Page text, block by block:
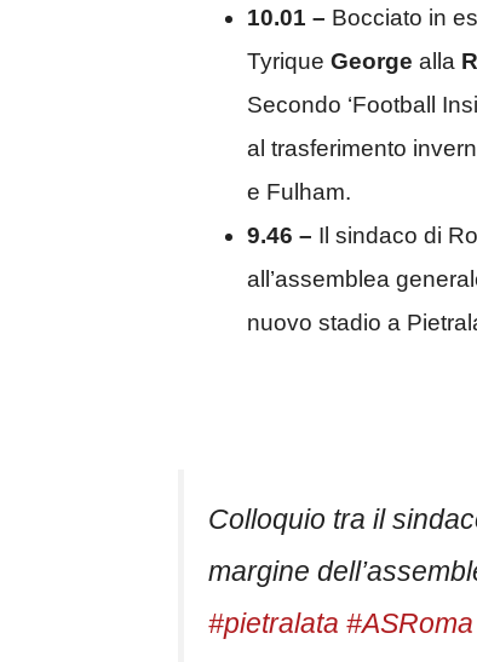
10.01 – Bocciato in
Tyrique George alla
Secondo ‘Football
al trasferimento
e Fulham.
9.46 – Il sindaco di
all’assemblea
nuovo stadio a
Colloquio tra il
margine
#pietralata #ASRoma